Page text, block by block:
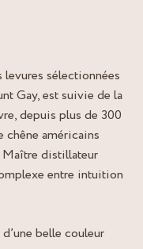
sélectionnées
Gay, est suivie de la
depuis plus de 300
chêne américains
Maître distillateur
entre intuition
belle couleur